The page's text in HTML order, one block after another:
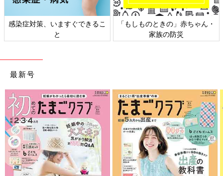
感染症対策、いますぐできるこ
と
「もしものときの」赤ちゃん・
家族の防災
最新号